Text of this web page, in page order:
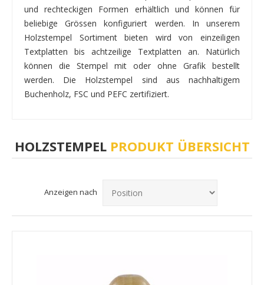
und rechteckigen Formen erhältlich und können für
beliebige Grössen konfiguriert werden. In unserem
Holzstempel Sortiment bieten wird von einzeiligen
Textplatten bis achtzeilige Textplatten an. Natürlich
können die Stempel mit oder ohne Grafik bestellt
werden. Die Holzstempel sind aus nachhaltigem
Buchenholz, FSC und PEFC zertifiziert.
HOLZSTEMPELPRODUKT ÜBERSICHT
Anzeigen nach